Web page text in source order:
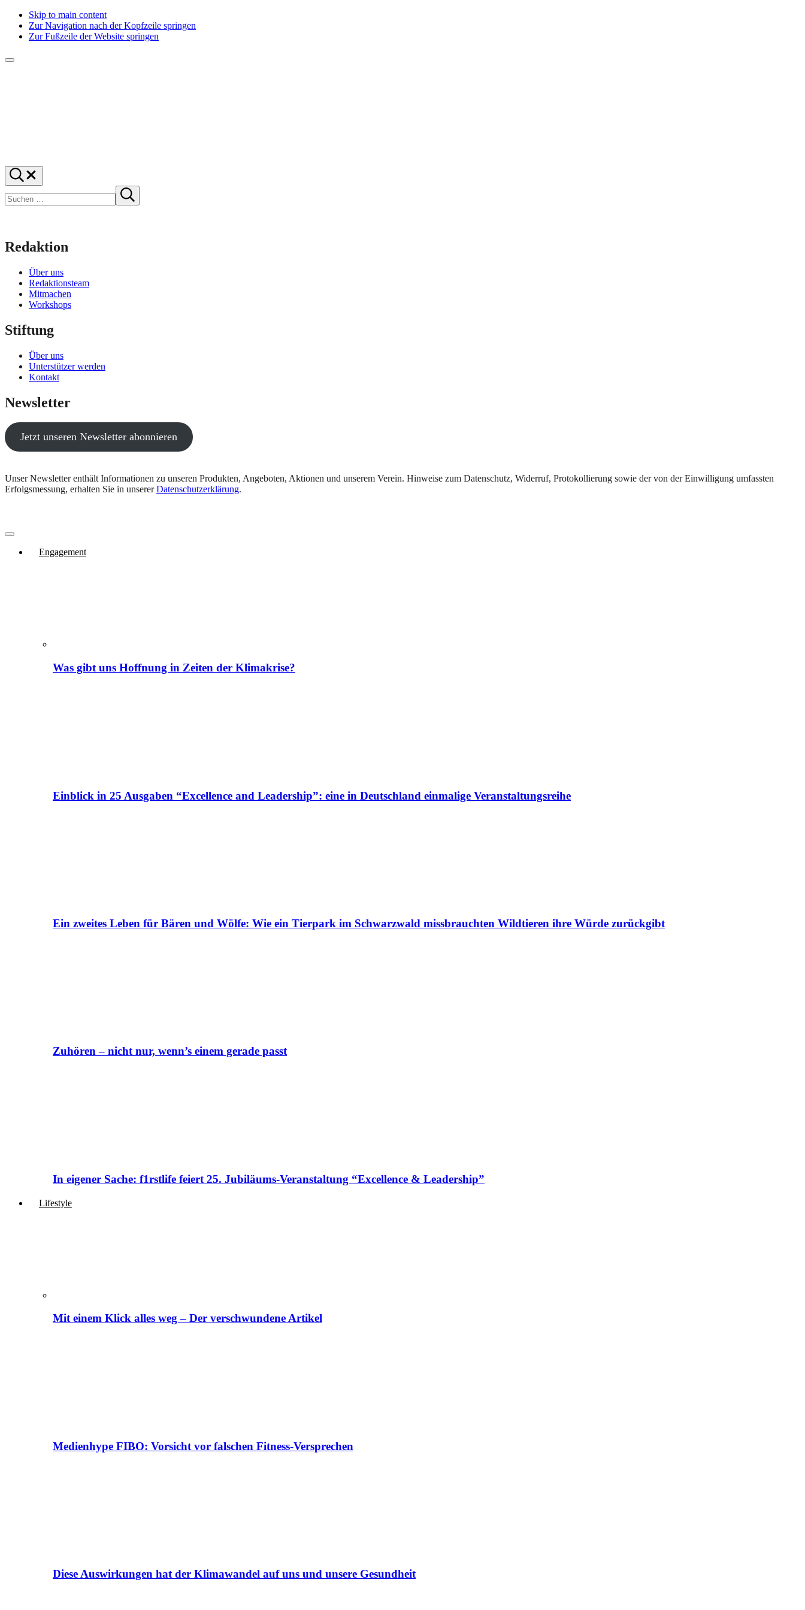
Skip to main content
Zur Navigation nach der Kopfzeile springen
Zur Fußzeile der Website springen
Menü
f1rstlife
Und
was
denkst
du?
Suchen
…
Suche
starten
Redaktion
Über uns
Redaktionsteam
Mitmachen
Workshops
Stiftung
Über uns
Unterstützer werden
Kontakt
Newsletter
Jetzt unseren Newsletter abonnieren
Unser Newsletter enthält Informationen zu unseren Produkten, Angeboten, Aktionen und unserem Verein. Hinweise zum Datenschutz, Widerruf, Protokollierung sowie der von der Einwilligung umfassten
Erfolgsmessung, erhalten Sie in unsererDatenschutzerklärung.
Engagement
Was gibt uns Hoffnung in Zeiten der Klimakrise?
Einblick in 25 Ausgaben “Excellence and Leadership”: eine in Deutschland einmalige Veranstaltungsreihe
Ein zweites Leben für Bären und Wölfe: Wie ein Tierpark im Schwarzwald missbrauchten Wildtieren ihre Würde zurückgibt
Zuhören – nicht nur, wenn’s einem gerade passt
In eigener Sache: f1rstlife feiert 25. Jubiläums-Veranstaltung “Excellence & Leadership”
Lifestyle
Mit einem Klick alles weg – Der verschwundene Artikel
Medienhype FIBO: Vorsicht vor falschen Fitness-Versprechen
Diese Auswirkungen hat der Klimawandel auf uns und unsere Gesundheit